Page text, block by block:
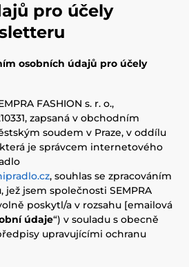
pro účely
osobních údajů pro účely
FASHION s. r. o.,
zapsaná v obchodním
soudem v Praze, v oddílu
která je správcem internetového
, souhlas se zpracováním
jsem společnosti SEMPRA
poskytl/a v rozsahu [emailová
údaje“) v souladu s obecně
upravujícími ochranu